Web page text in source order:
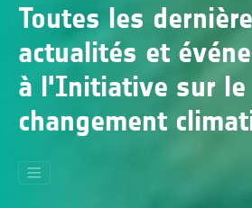
Toutes les
actualités et
à l'Initiative sur le
changement